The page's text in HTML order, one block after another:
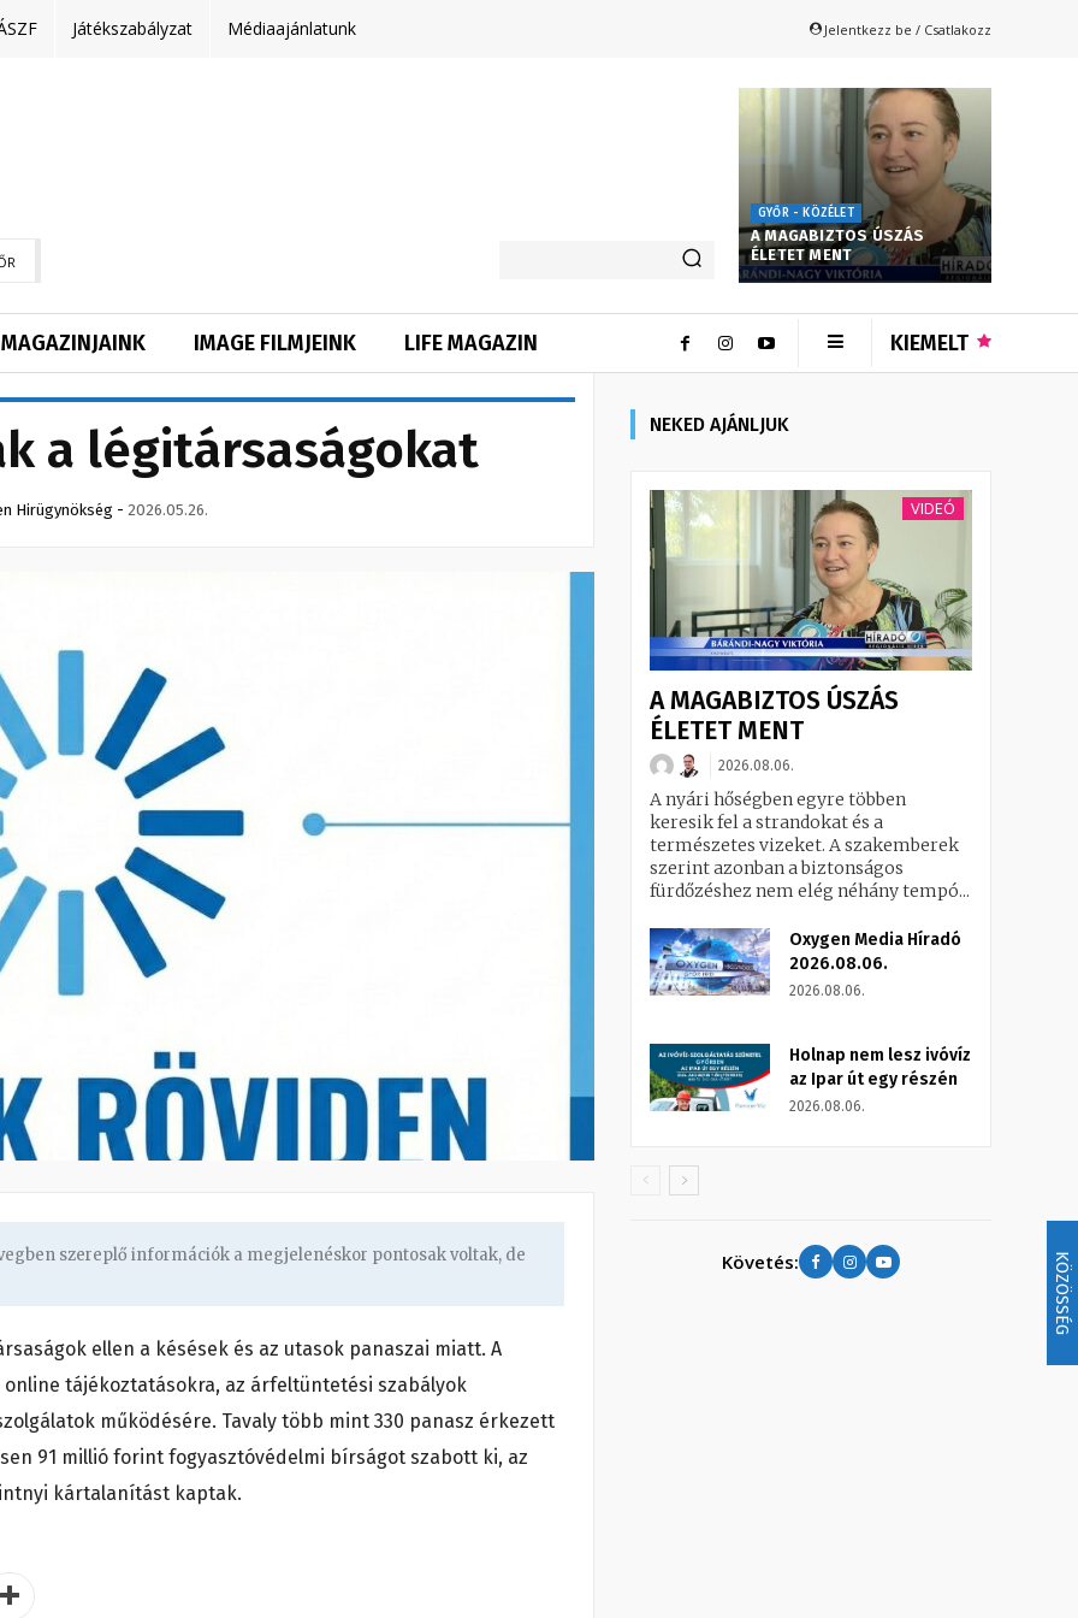
KÖZÖSSÉG
Játékszabályzat Médiaajánlatunk Jelentkezz be / Csatlakozz
GYŐR - KÖZÉLET
A MAGABIZTOS ÚSZÁS
ÉLETET MENT
MAGAZINJAINK IMAGE FILMJEINK LIFE MAGAZIN KIEMELT
a légitársaságokat
Hirügynökség - 2026.05.26.
szereplő információk a megjelenéskor pontosak voltak, de
ellen a késések és az utasok panaszai miatt. A
tájékoztatásokra, az árfeltüntetési szabályok
működésére. Tavaly több mint 330 panasz érkezett
91 millió forint fogyasztóvédelmi bírságot szabott ki, az
kártalanítást kaptak.
NEKED AJÁNLJUK
VIDEÓ
A MAGABIZTOS ÚSZÁS
ÉLETET MENT
2026.08.06.
A nyári hőségben egyre többen
keresik fel a strandokat és a
természetes vizeket. A szakemberek
szerint azonban a biztonságos
fürdőzéshez nem elég néhány tempó...
Oxygen Media Híradó
2026.08.06.
2026.08.06.
Holnap nem lesz ivóvíz
az Ipar út egy részén
2026.08.06.
Követés: